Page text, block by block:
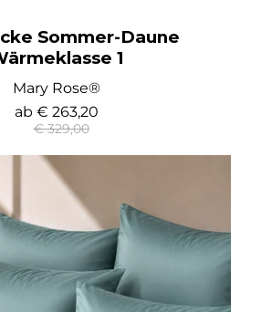
Sommer-Daune
1
Mary Rose®
ab € 263,20
€ 329,00